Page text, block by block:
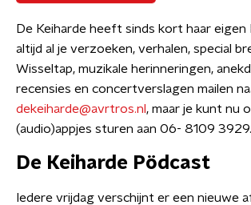
De Keiharde heeft sinds kort haar eigen
altijd al je verzoeken, verhalen, special
Wisseltap, muzikale herinneringen,
recensies en concertverslagen mailen
dekeiharde@avrtros.nl , maar je kunt nu
(audio)appjes sturen aan 06- 8109 3929.
De Keiharde Pödcast
Iedere vrijdag verschijnt er een nieuwe